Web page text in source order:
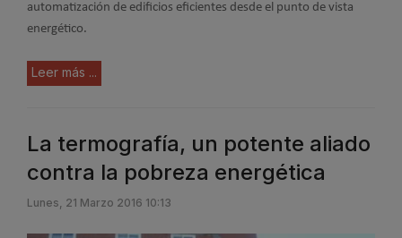
automatización de edificios eficientes desde el punto de vista
energético.
Leer más ...
La termografía, un potente aliado
contra la pobreza energética
Lunes, 21 Marzo 2016 10:13